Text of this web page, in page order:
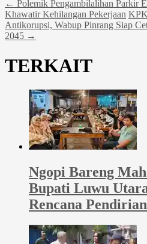
← Polemik Pengambilalihan Parkir
Khawatir Kehilangan Pekerjaan
Antikorupsi, Wabup Pinrang Siap
2045 →
TERKAIT
Ngopi Bareng
Bupati Luwu
Rencana